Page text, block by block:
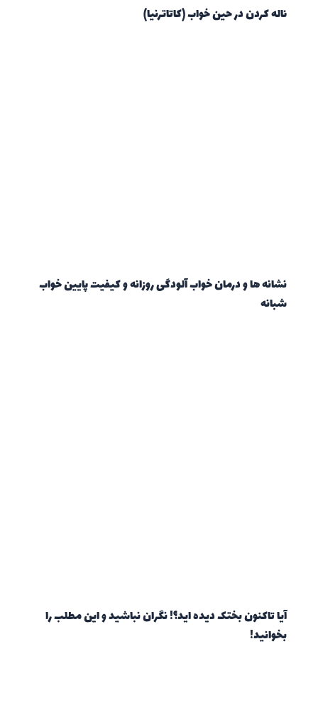
ناله کردن در حین خواب (کاتاترنیا)
نشانه ها و درمان خواب آلودگی روزانه و کیفیت پایین خواب
شبانه
آیا تاکنون بختک دیده اید؟! نگران نباشید و این مطلب را
بخوانید!